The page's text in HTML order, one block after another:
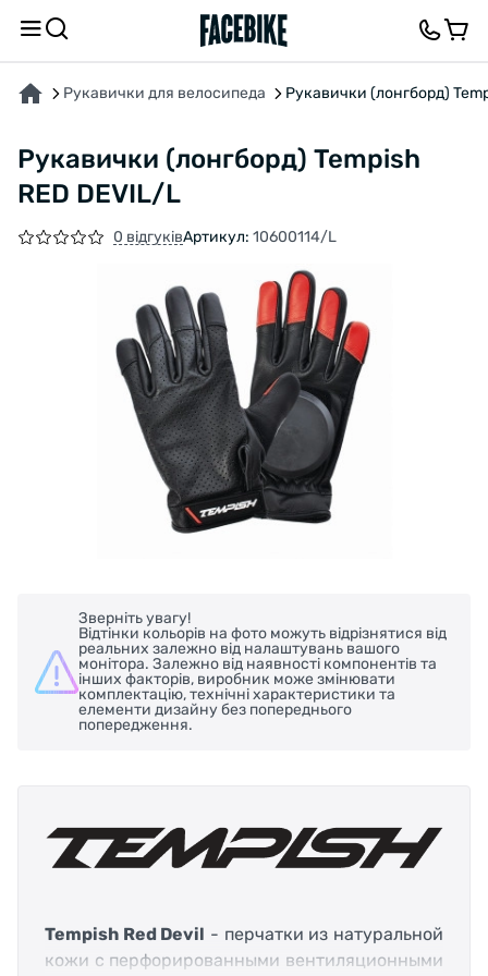
Рукавички для велосипеда Рукавички (лонгборд)
Рукавички (лонгборд) Tempish
RED DEVIL/L
0 відгуківАртикул: 10600114/L
Зверніть увагу!
Відтінки кольорів на фото можуть відрізнятися від
реальних залежно від налаштувань вашого
монітора. Залежно від наявності компонентів та
інших факторів, виробник може змінювати
комплектацію, технічні характеристики та
елементи дизайну без попереднього
попередження.
Tempish Red Devil - перчатки из натуральной
кожи с перфорированными вентиляционными
ПРО ТОВАР ХАРАКТЕРИСТИКИВІДГУКИ ТА ЗАПИТАННЯ